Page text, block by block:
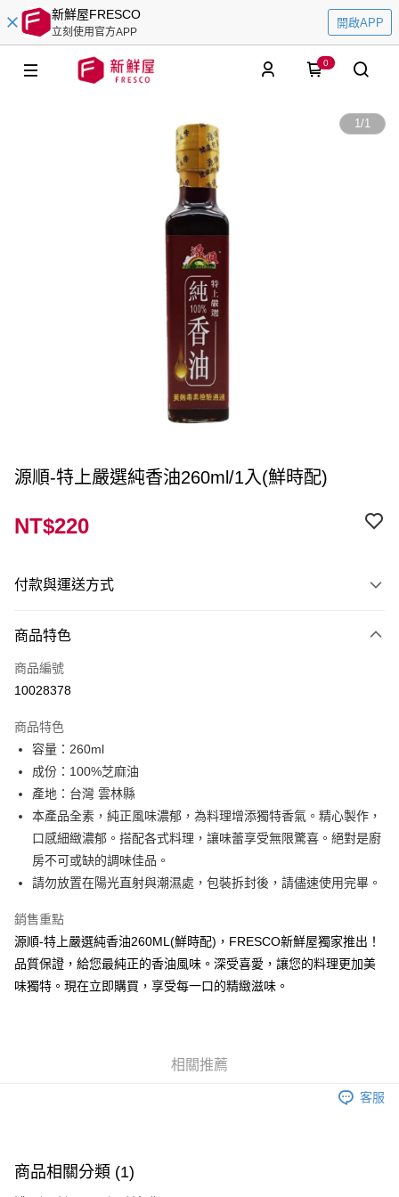
新鮮屋FRESCO
立刻使用官方APP
開啟APP
0
1/1
源順-特上嚴選純香油260ml/1入(鮮時配)
NT$220
付款與運送方式
信用卡一次付款
LINE Pay
街口支付
ATM付款
運送方式
每筆NT$225
莊及蘆洲區）
商品特色
商品編號
10028378
商品特色
容量：260ml
成份：100%芝麻油
產地：台灣 雲林縣
本產品全素，純正風味濃郁，為料理增添獨特香氣。精心製作，
口感細緻濃郁。搭配各式料理，讓味蕾享受無限驚喜。絕對是廚
房不可或缺的調味佳品。
請勿放置在陽光直射與潮濕處，包裝拆封後，請儘速使用完畢。
銷售重點
源順-特上嚴選純香油260ML(鮮時配)，FRESCO新鮮屋獨家推出！
品質保證，給您最純正的香油風味。深受喜愛，讓您的料理更加美
味獨特。現在立即購買，享受每一口的精緻滋味。
相關推薦
客服
商品相關分類 (1)